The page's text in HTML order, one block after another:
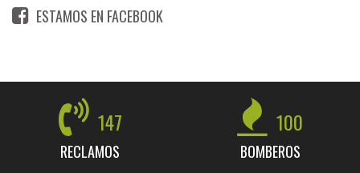
ESTAMOS EN FACEBOOK
147
RECLAMOS
100
BOMBEROS